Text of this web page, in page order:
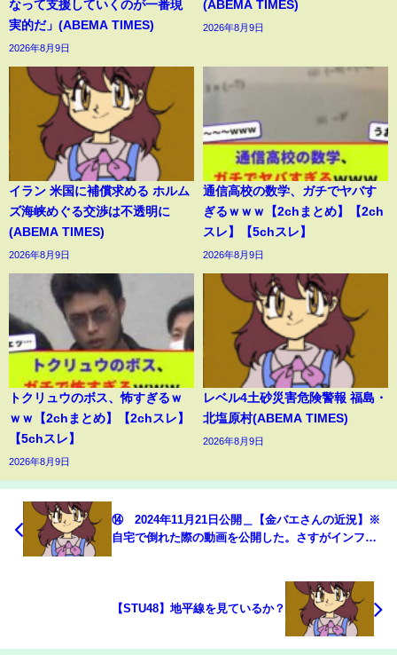
なって支援していくのが一番現
実的だ」(ABEMA TIMES)
2026年8月9日
(ABEMA TIMES)
2026年8月9日
イラン 米国に補償求める ホルム
ズ海峡めぐる交渉は不透明に
(ABEMA TIMES)
2026年8月9日
通信高校の数学、ガチでヤバす
ぎるｗｗｗ【2chまとめ】【2ch
スレ】【5chスレ】
2026年8月9日
トクリュウのボス、怖すぎるｗ
ｗｗ【2chまとめ】【2chスレ】
【5chスレ】
2026年8月9日
レベル4土砂災害危険警報 福島・
北塩原村(ABEMA TIMES)
2026年8月9日
⑭ 2024年11月21日公開＿【金バエさんの近況】※
自宅で倒れた際の動画を公開した。さすがインフル
【STU48】地平線を見ているか？